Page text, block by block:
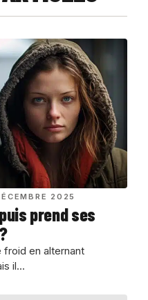
2025
prend ses
en alternant
il...